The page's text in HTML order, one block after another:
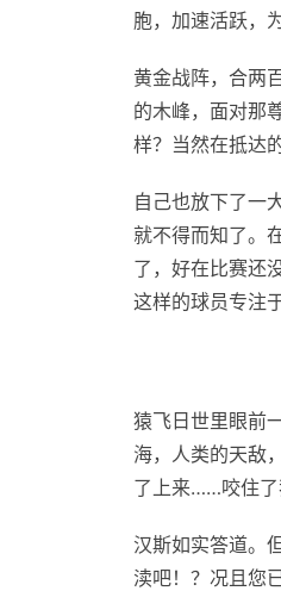
胞，加速活跃，
黄金战阵，合两
的木峰，面对
样？当然在抵达
自己也放下了一
就不得而知了。
了，好在比赛还
这样的球员专注
猿飞日世里眼前
海，人类的天敌
了上来……咬住了
汉斯如实答道。
渎吧！？况且